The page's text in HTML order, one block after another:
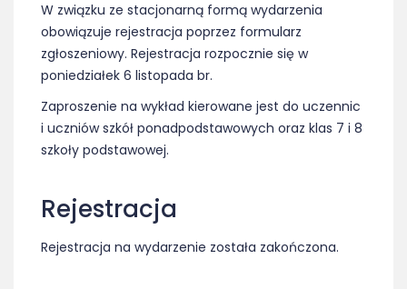
W związku ze stacjonarną formą wydarzenia
obowiązuje rejestracja poprzez formularz
zgłoszeniowy. Rejestracja rozpocznie się w
poniedziałek 6 listopada br.
Zaproszenie na wykład kierowane jest do uczennic
i uczniów szkół ponadpodstawowych oraz klas 7 i 8
szkoły podstawowej.
Rejestracja
Rejestracja na wydarzenie została zakończona.